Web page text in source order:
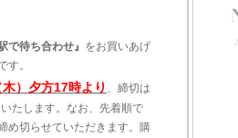
で待ち合わせ』 をお買いあげ
す。
）夕方17時より 、締切は
たします。なお、先着順で
め切らせていただきます。購